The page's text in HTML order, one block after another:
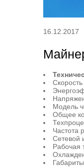
16.12.2017
Модель
Общее
Частота
Сетевой
Рабочая